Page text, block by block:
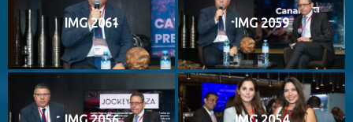
IMG 2061 IMG 2059